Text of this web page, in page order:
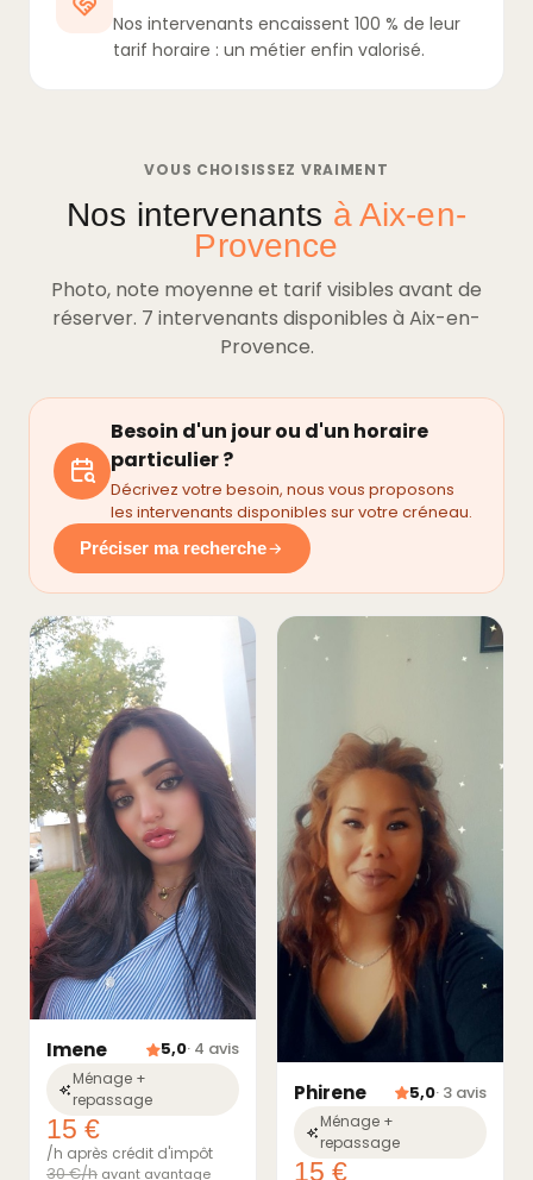
Nos intervenants encaissent 100 % de leur
tarif horaire : un métier enfin valorisé.
VOUS CHOISISSEZ VRAIMENT
Nos intervenants à Aix-en-
Provence
Photo, note moyenne et tarif visibles avant de
réserver. 7 intervenants disponibles à Aix-en-
Provence.
Besoin d'un jour ou d'un horaire
particulier ?
Décrivez votre besoin, nous vous proposons
les intervenants disponibles sur votre créneau.
Préciser ma recherche
Imene 5,0· 4 avis
Ménage +
repassage
15 €
/h après crédit d'impôt
30 €/h avant avantage
Phirene 5,0· 3 avis
Ménage +
repassage
15 €